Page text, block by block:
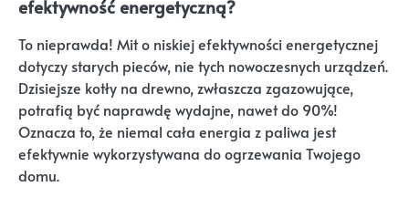
efektywność energetyczną?
To nieprawda! Mit o niskiej efektywności energetycznej
dotyczy starych pieców, nie tych nowoczesnych urządzeń.
Dzisiejsze kotły na drewno, zwłaszcza zgazowujące,
potrafią być naprawdę wydajne, nawet do 90%!
Oznacza to, że niemal cała energia z paliwa jest
efektywnie wykorzystywana do ogrzewania Twojego
domu.